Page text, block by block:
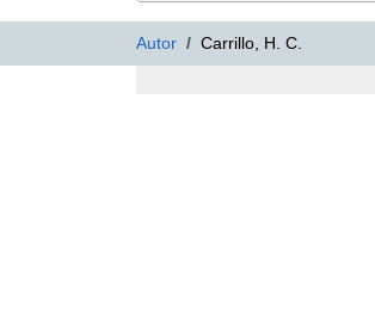
Autor Carrillo, H. C.